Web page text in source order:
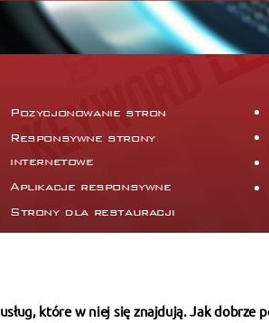
Pozycjonowanie stron
Responsywne strony
internetowe
Aplikacje responsywne
Strony dla restauracji
które w niej się znajdują. Jak dobrze